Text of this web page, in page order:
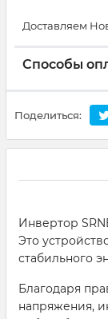
Доставляем
Способы
Поделиться:
Инвертор
Это
стабильного
Благодаря
напряжения,